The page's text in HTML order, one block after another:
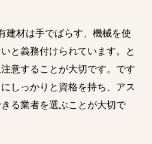
建材は手でばらす、機械を使
と義務付けられています。と
意することが大切です。です
しっかりと資格を持ち、アス
る業者を選ぶことが大切で